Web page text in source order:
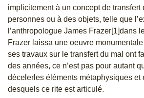
implicitement à un concept de transfert
personnes ou à des objets, telle que
l’anthropologue James Frazer[1]dans
Frazer laissa une oeuvre
ses travaux sur le transfert du mal ont
des années, ce n’est pas pour autant
décelerles éléments métaphysiques et
desquels ce rite est articulé.